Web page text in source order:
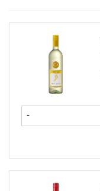
-